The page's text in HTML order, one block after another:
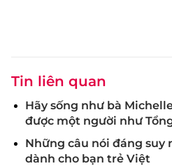
Tin liên quan
Hãy sống như bà
được một người như
Những câu nói đáng suy
dành cho bạn trẻ Việt